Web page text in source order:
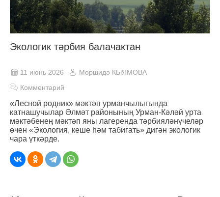
Экологик тәрбия балачактан
11 июнь 2026
Мөршидә КЫЯМОВА
Комментарий
«Лесной родник» мәктәп урманчылыгында
катнашучылар Әлмәт районының Урман-Кәләй урта
мәктәбенең мәктәп яны лагеренда тәрбияләнүчеләр
өчен «Экология, кеше һәм табигать» дигән экологик
чара үткәрде.